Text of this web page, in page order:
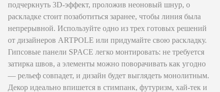
подчеркнуть 3D-эффект, проложив неоновый шнур, о
раскладке стоит позаботиться заранее, чтобы линия была
непрерывной. Используйте одно из трех готовых решений
от дизайнеров ARTPOLE или придумайте свою раскладку.
Гипсовые панели SPACE легко монтировать: не требуется
затирка швов, а элементы можно поворачивать как угодно
— рельеф совпадет, и дизайн будет выглядеть монолитным.
Декор идеально впишется в стимпанк, футуризм, хай-тек и